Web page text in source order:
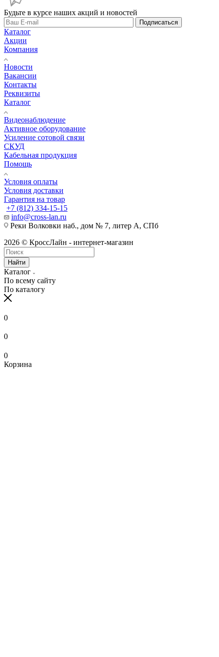
Будьте в курсе наших акций и новостей
Подписаться
Каталог
Акции
Компания
Новости
Вакансии
Контакты
Реквизиты
Каталог
Видеонаблюдение
Активное оборудование
Усиление сотовой связи
СКУД
Кабельная продукция
Помощь
Условия оплаты
Условия доставки
Гарантия на товар
+7 (812) 334-15-15
info@cross-lan.ru
Реки Волковки наб., дом № 7, литер А, СПб
2026 © КроссЛайн - интернет-магазин
Найти
Каталог
По всему сайту
По каталогу
0
0
0
Корзина